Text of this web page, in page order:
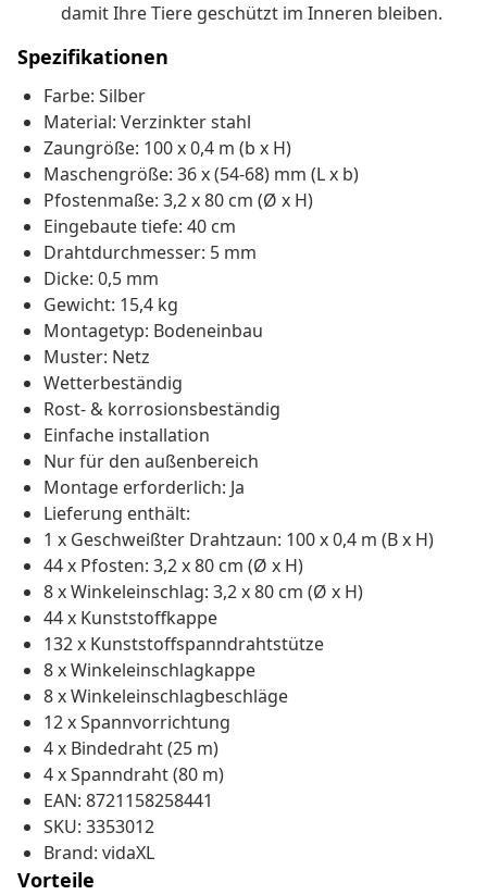
damit Ihre Tiere geschützt im Inneren bleiben.
Spezifikationen
Farbe: Silber
Material: Verzinkter stahl
Zaungröße: 100 x 0,4 m (b x H)
Maschengröße: 36 x (54-68) mm (L x b)
Pfostenmaße: 3,2 x 80 cm (Ø x H)
Eingebaute tiefe: 40 cm
Drahtdurchmesser: 5 mm
Dicke: 0,5 mm
Gewicht: 15,4 kg
Montagetyp: Bodeneinbau
Muster: Netz
Wetterbeständig
Rost- & korrosionsbeständig
Einfache installation
Nur für den außenbereich
Montage erforderlich: Ja
Lieferung enthält:
1 x Geschweißter Drahtzaun: 100 x 0,4 m (B x H)
44 x Pfosten: 3,2 x 80 cm (Ø x H)
8 x Winkeleinschlag: 3,2 x 80 cm (Ø x H)
44 x Kunststoffkappe
132 x Kunststoffspanndrahtstütze
8 x Winkeleinschlagkappe
8 x Winkeleinschlagbeschläge
12 x Spannvorrichtung
4 x Bindedraht (25 m)
4 x Spanndraht (80 m)
EAN: 8721158258441
SKU: 3353012
Brand: vidaXL
Vorteile